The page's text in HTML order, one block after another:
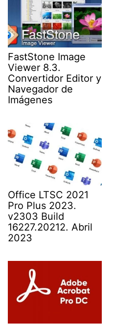
FastStone Image
Viewer 8.3.
Convertidor Editor y
Navegador de
Imágenes
Office LTSC 2021
Pro Plus 2023.
v2303 Build
16227.20212. Abril
2023